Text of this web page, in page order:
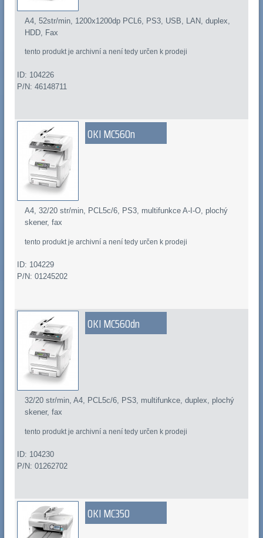
A4, 52str/min, 1200x1200dp PCL6, PS3, USB, LAN, duplex,
HDD, Fax
tento produkt je archivní a není tedy určen k prodeji
ID: 104226
P/N: 46148711
OKI MC560n
A4, 32/20 str/min, PCL5c/6, PS3, multifunkce A-I-O, plochý
skener, fax
tento produkt je archivní a není tedy určen k prodeji
ID: 104229
P/N: 01245202
OKI MC560dn
32/20 str/min, A4, PCL5c/6, PS3, multifunkce, duplex, plochý
skener, fax
tento produkt je archivní a není tedy určen k prodeji
ID: 104230
P/N: 01262702
OKI MC350